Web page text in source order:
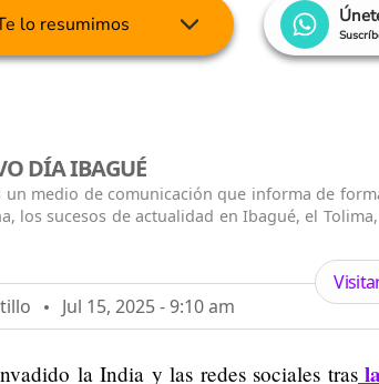
lo resumimos
DÍA IBAGUÉ
un medio de comunicación que informa de
los sucesos de actualidad en Ibagué, el
Jul 15, 2025 - 9:10 am
la India y las redes sociales tras